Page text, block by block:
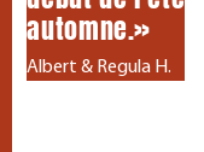
automne.»
Albert & Regula H.